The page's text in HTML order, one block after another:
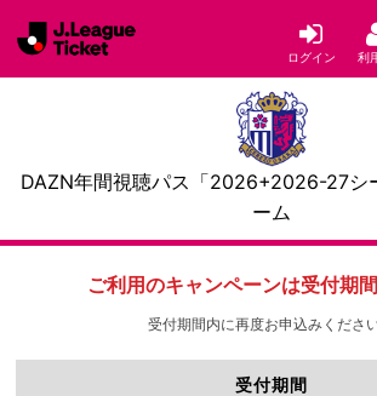
ログイン 利
DAZN年間視聴パス「2026+2026-27シ
ーム
ご利用のキャンペーンは受付期間
受付期間内に再度お申込みください
受付期間